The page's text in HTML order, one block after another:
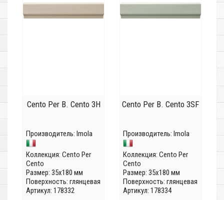
Cento Per B. Cento 3H
Производитель: Imola
Коллекция: Cento Per
Cento
Размер: 35x180 мм
Поверхность: глянцевая
Артикул: 178332
Cento Per B. Cento 3SF
Производитель: Imola
Коллекция: Cento Per
Cento
Размер: 35x180 мм
Поверхность: глянцевая
Артикул: 178334